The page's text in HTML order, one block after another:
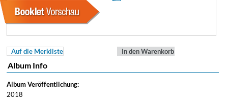
Auf die Merkliste In den Warenkorb
Album Info
Album Veröffentlichung:
2018